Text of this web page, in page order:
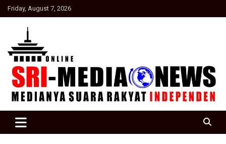
Skip
to
Friday, August 7, 2026
SRI Media news